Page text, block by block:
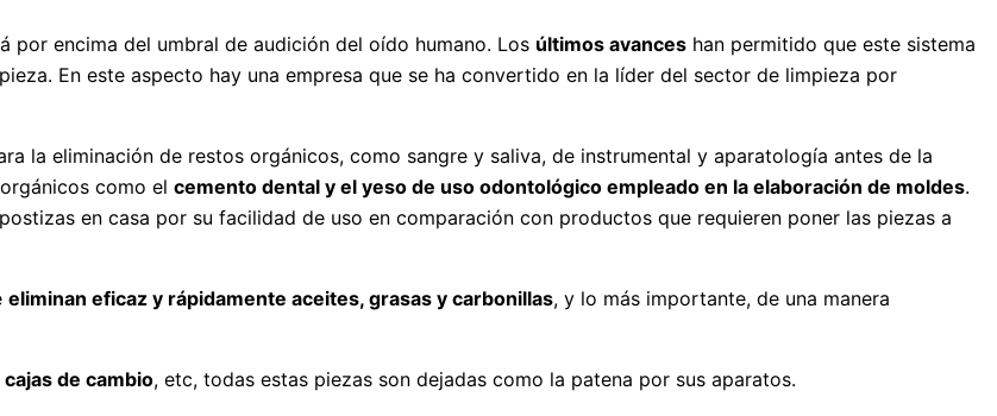
por encima del umbral de audición del oído humano. Los últimos avances han permitido que este sistema
En este aspecto hay una empresa que se ha convertido en la líder del sector de limpieza por
la eliminación de restos orgánicos, como sangre y saliva, de instrumental y aparatología antes de la
como el cemento dental y el yeso de uso odontológico empleado en la elaboración de moldes.
en casa por su facilidad de uso en comparación con produc­tos que requieren poner las piezas a
eliminan eficaz y rápidamente aceites, grasas y carbonillas, y lo más importante, de una manera
de cambio, etc, todas estas piezas son dejadas como la patena por sus aparatos.